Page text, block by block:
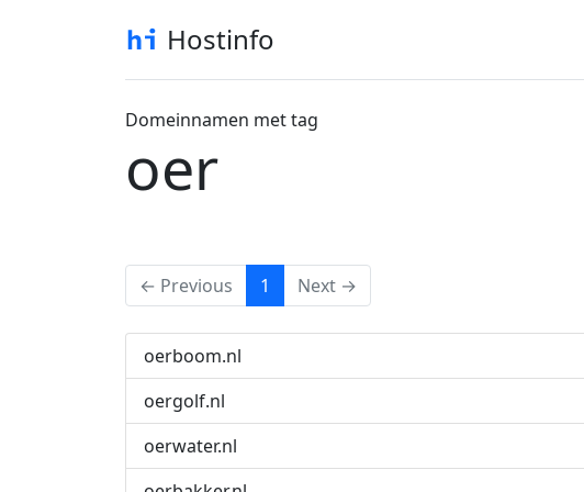
Hostinfo
Domeinnamen met tag
oer
← Previous 1 (current)
Next →
oerboom.nl
oergolf.nl
oerwater.nl